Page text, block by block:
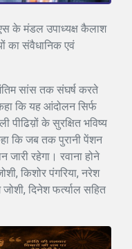
के मंडल उपाध्यक्ष कैलाश
का संवैधानिक एवं
सांस तक संघर्ष करते
कि यह आंदोलन सिर्फ
पीढिय़ों के सुरक्षित भविष्य
कि जब तक पुरानी पेंशन
जारी रहेगा। रवाना होने
किशोर पंगरिया, नरेश
दिनेश फर्त्याल सहित